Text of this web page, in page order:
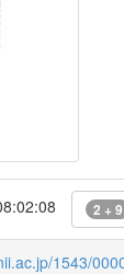
2 + 9
1543/